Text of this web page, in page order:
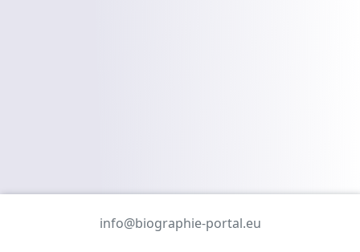
info@biographie-portal.eu